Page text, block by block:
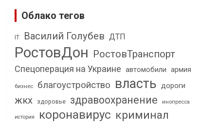
Облако тегов
IT Василий Голубев ДТП
РостовДон РостовТранспорт
Спецоперация на Украине автомобили армия
бизнес благоустройство власть дороги
жкх здоровье здравоохранение инопресса
история коронавирус криминал